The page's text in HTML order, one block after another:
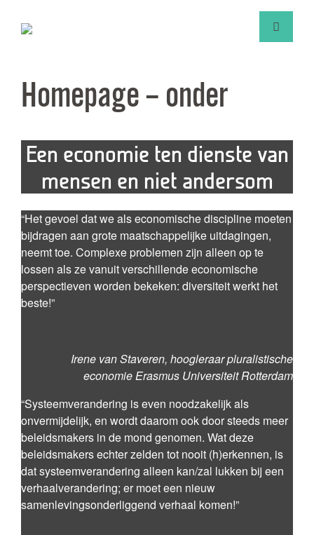
Homepage – onder
Een economie ten dienste van
mensen en niet andersom
“Het gevoel dat we als economische discipline moeten
bijdragen aan grote maatschappelijke uitdagingen,
neemt toe. Complexe problemen zijn alleen op te
lossen als ze vanuit verschillende economische
perspectieven worden bekeken: diversiteit werkt het
beste!”
Irene van Staveren, hoogleraar pluralistische
economie Erasmus Universiteit Rotterdam
“Systeemverandering is even noodzakelijk als
onvermijdelijk, en wordt daarom ook door steeds meer
beleidsmakers in de mond genomen. Wat deze
beleidsmakers echter zelden tot nooit (h)erkennen, is
dat systeemverandering alleen kan/zal lukken bij een
verhaalverandering; er moet een nieuw
samenlevingsonderliggend verhaal komen!”